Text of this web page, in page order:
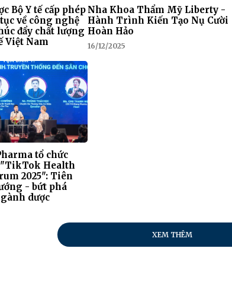
Bộ Y tế cấp phép
về công nghệ
đẩy chất lượng
Việt Nam
Nha Khoa Thẩm Mỹ Liberty -
Hành Trình Kiến Tạo Nụ Cười
Hoàn Hảo
16/12/2025
tổ chức
Health
2025": Tiên
- bứt phá
dược
XEM THÊM